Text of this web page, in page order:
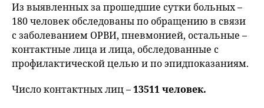
Из выявленных за прошедшие сутки больных –
180 человек обследованы по обращению в связи
с заболеванием ОРВИ, пневмонией, остальные –
контактные лица и лица, обследованные с
профилактической целью и по эпидпоказаниям.
Число контактных лиц –13511 человек.